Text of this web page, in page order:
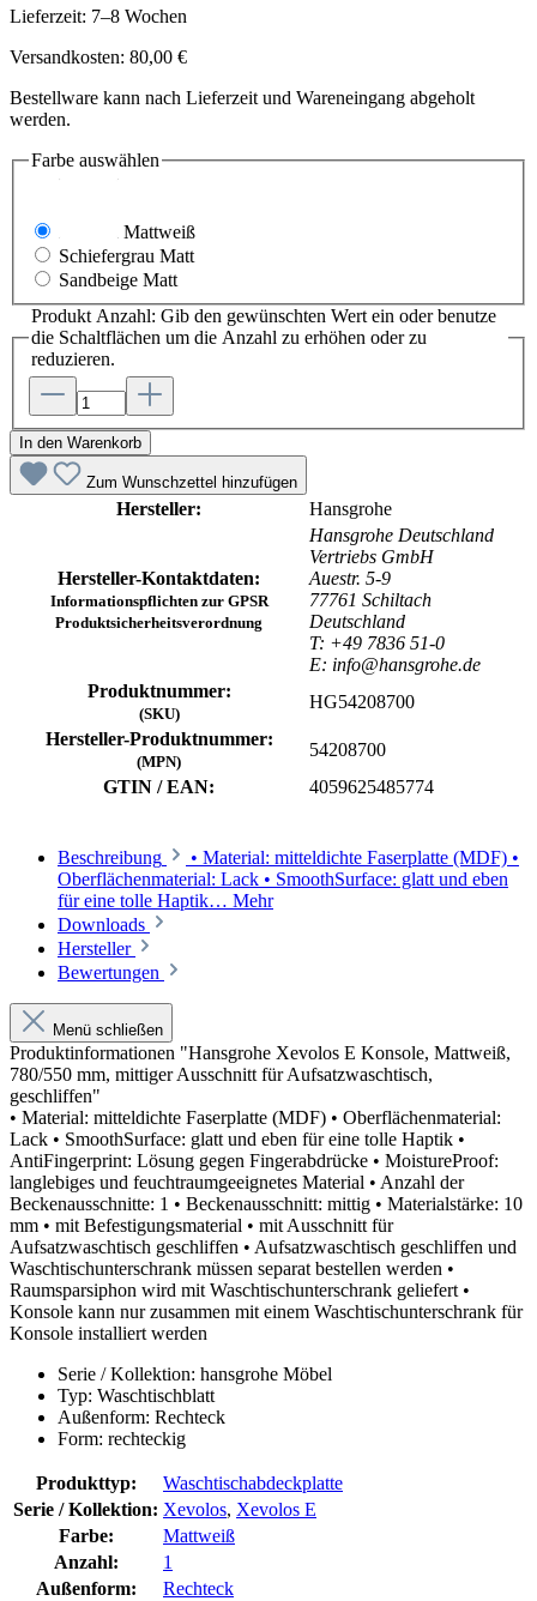
Lieferzeit: 7–8 Wochen
Versandkosten: 80,00 €
Bestellware kann nach Lieferzeit und Wareneingang abgeholt
werden.
Farbe auswählen
Mattweiß
Schiefergrau Matt
Sandbeige Matt
Produkt Anzahl: Gib den gewünschten Wert ein oder benutze
die Schaltflächen um die Anzahl zu erhöhen oder zu
reduzieren.
In den Warenkorb
Zum Wunschzettel hinzufügen
Hersteller: Hansgrohe
Hersteller-Kontaktdaten:
Informationspflichten zur GPSR
Produktsicherheitsverordnung
Hansgrohe Deutschland
Vertriebs GmbH
Auestr. 5-9
77761 Schiltach
Deutschland
T: +49 7836 51-0
E: info@hansgrohe.de
Produktnummer:
(SKU)
HG54208700
Hersteller-Produktnummer:
(MPN)
54208700
GTIN / EAN:
4059625485774
Beschreibung
• Material: mitteldichte Faserplatte (MDF) •
Oberflächenmaterial: Lack • SmoothSurface: glatt und eben
für eine tolle Haptik… Mehr
Downloads
Hersteller
Bewertungen
Menü schließen
Produktinformationen "Hansgrohe Xevolos E Konsole, Mattweiß,
780/550 mm, mittiger Ausschnitt für Aufsatzwaschtisch,
geschliffen"
• Material: mitteldichte Faserplatte (MDF) • Oberflächenmaterial:
Lack • SmoothSurface: glatt und eben für eine tolle Haptik •
AntiFingerprint: Lösung gegen Fingerabdrücke • MoistureProof:
langlebiges und feuchtraumgeeignetes Material • Anzahl der
Beckenausschnitte: 1 • Beckenausschnitt: mittig • Materialstärke: 10
mm • mit Befestigungsmaterial • mit Ausschnitt für
Aufsatzwaschtisch geschliffen • Aufsatzwaschtisch geschliffen und
Waschtischunterschrank müssen separat bestellen werden •
Raumsparsiphon wird mit Waschtischunterschrank geliefert •
Konsole kann nur zusammen mit einem Waschtischunterschrank für
Konsole installiert werden
Serie / Kollektion: hansgrohe Möbel
Typ: Waschtischblatt
Außenform: Rechteck
Form: rechteckig
Produkttyp:
Waschtischabdeckplatte
Serie / Kollektion: Xevolos, Xevolos E
Farbe:
Mattweiß
Anzahl:
1
Außenform:
Rechteck